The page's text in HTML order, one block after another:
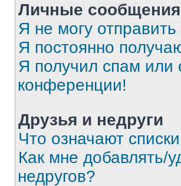
Личные сообщения
Я не могу
Я постоянно
Я получил спам или
конференции!
Друзья и недруги
Что означают
Как мне добавлять/
недругов?